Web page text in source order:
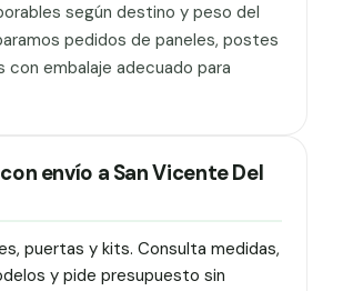
según destino y peso del
pedidos de paneles, postes
con embalaje adecuado para
envío a San Vicente Del
puertas y kits. Consulta medidas,
y pide presupuesto sin